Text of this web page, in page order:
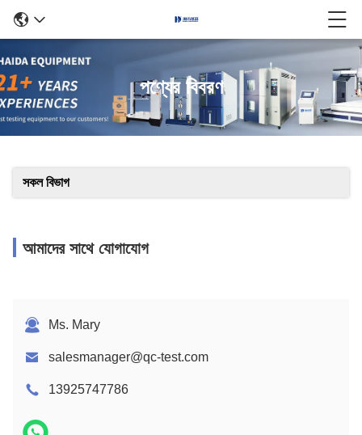
পণ্যের বিবরণ
সকল বিভাগ
আমাদের সাথে যোগাযোগ
Ms. Mary
salesmanager@qc-test.com
13925747786